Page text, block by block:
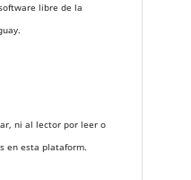
libre de la
ni al lector por leer o
en esta plataform.